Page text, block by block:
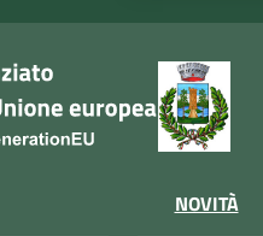
NOVITÀ